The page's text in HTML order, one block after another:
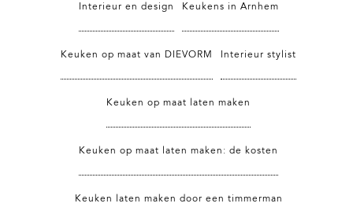
Interieur en design Keukens in Arnhem
Keuken op maat van DIEVORM Interieur stylist
Keuken op maat laten maken
Keuken op maat laten maken: de kosten
Keuken laten maken door een timmerman